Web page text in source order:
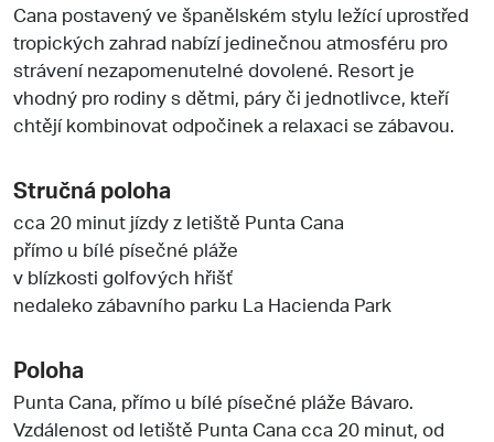
Cana postavený ve španělském stylu ležící uprostřed
tropických zahrad nabízí jedinečnou atmosféru pro
strávení nezapomenutelné dovolené. Resort je
vhodný pro rodiny s dětmi, páry či jednotlivce, kteří
chtějí kombinovat odpočinek a relaxaci se zábavou.
Stručná poloha
cca 20 minut jízdy z letiště Punta Cana
přímo u bílé písečné pláže
v blízkosti golfových hřišť
nedaleko zábavního parku La Hacienda Park
Poloha
Punta Cana, přímo u bílé písečné pláže Bávaro.
Vzdálenost od letiště Punta Cana cca 20 minut, od